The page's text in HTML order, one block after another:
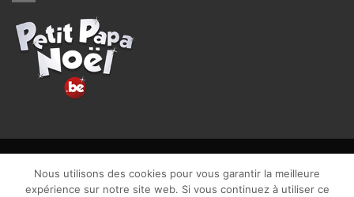
CGU| Vie privée| TVA : BE0840965749 | Site web réalisé par
Nous utilisons des cookies pour vous garantir la meilleure
expérience sur notre site web. Si vous continuez à utiliser ce